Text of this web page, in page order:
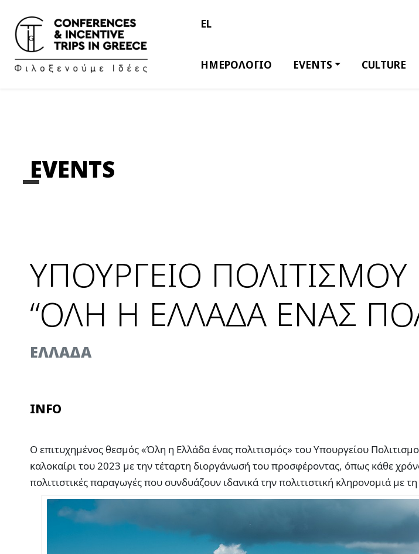
EL
ΗΜΕΡΟΛΟΓΙΟ EVENTS CULTURE
EVENTS
ΥΠΟΥΡΓΕΙΟ
“ΟΛΗ Η ΕΛΛΑΔΑ ΕΝΑΣ
EΛΛΑΔΑ
INFO
Ο επιτυχημένος θεσμός «Όλη η Ελλάδα ένας πολιτισμός» του Υπουργείου
καλοκαίρι του 2023 με την τέταρτη διοργάνωσή του προσφέροντας, όπως κάθε
πολιτιστικές παραγωγές που συνδυάζουν ιδανικά την πολιτιστική κληρονομιά με